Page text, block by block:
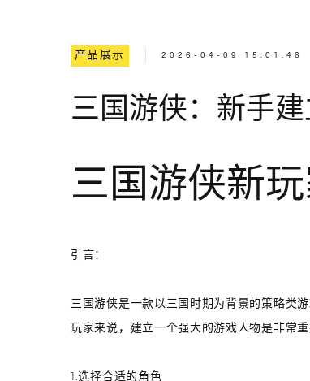
产品展示 2026-04-09 15:01:46
三国游侠：新手
三国游侠新
引言：
三国游侠是一款以三国时期为背景的策略类
玩家来说，建立一个强大的游戏人物是非常
1.选择合适的角色